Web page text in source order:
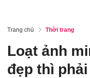
Trang chủ Thời trang
Loạt ảnh
đẹp thì